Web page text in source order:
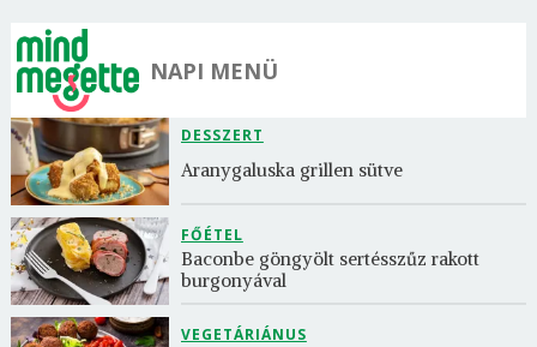
NAPI MENÜ
DESSZERT
Aranygaluska grillen sütve
FŐÉTEL
Baconbe göngyölt sertésszűz rakott
burgonyával
VEGETÁRIÁNUS